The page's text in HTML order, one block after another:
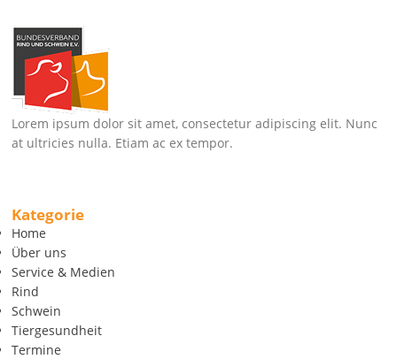
Lorem ipsum dolor sit amet, consectetur adipiscing elit. Nunc
at ultricies nulla. Etiam ac ex tempor.
Kategorie
Home
Über uns
Service & Medien
Rind
Schwein
Tiergesundheit
Termine